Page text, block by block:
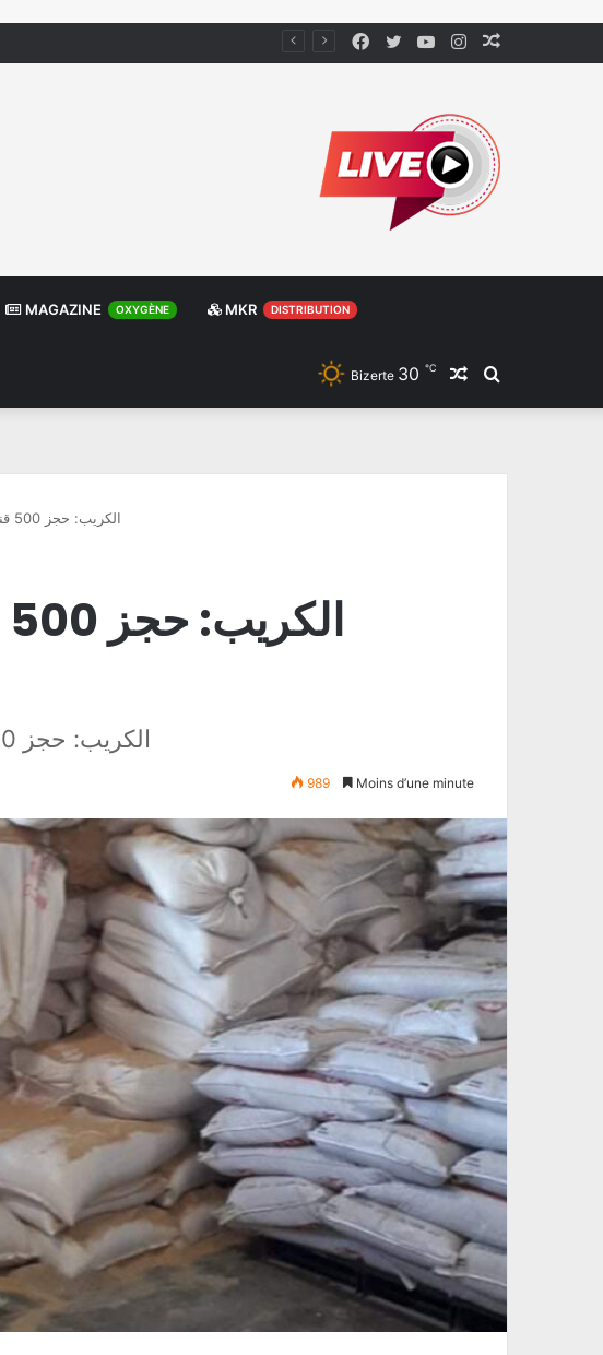
Instagram
YouTube
Twitter
Facebook
MAGAZINE OXYGÈNE MKR DISTRIBUTION
Rechercher
Article
Bizerte 30 ℃
الكريب: حجز 500 قنطار من الشعير والسداري
الكريب: حجز 500 قنطار من الشعير والسداري
989 Moins d’une minute